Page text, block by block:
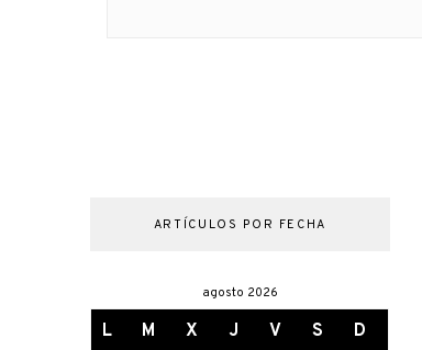
ARTÍCULOS POR FECHA
agosto 2026
L M X J V S D